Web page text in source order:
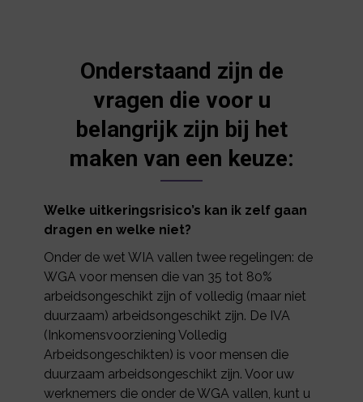
Onderstaand zijn de
vragen die voor u
belangrijk zijn bij het
maken van een keuze:
Welke uitkeringsrisico’s kan ik zelf gaan
dragen en welke niet?
Onder de wet WIA vallen twee regelingen: de
WGA voor mensen die van 35 tot 80%
arbeidsongeschikt zijn of volledig (maar niet
duurzaam) arbeidsongeschikt zijn. De IVA
(Inkomensvoorziening Volledig
Arbeidsongeschikten) is voor mensen die
duurzaam arbeidsongeschikt zijn. Voor uw
werknemers die onder de WGA vallen, kunt u